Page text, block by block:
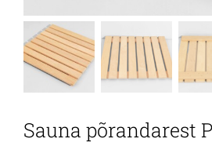
Sauna põrandarest